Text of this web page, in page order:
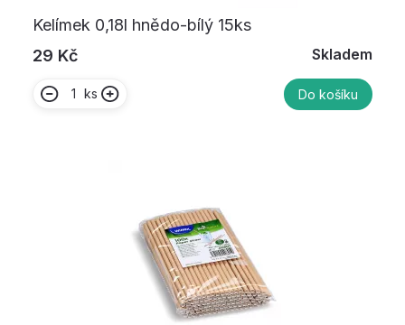
Kelímek 0,18l hnědo-bílý 15ks
29 Kč
Skladem
ks Do košíku